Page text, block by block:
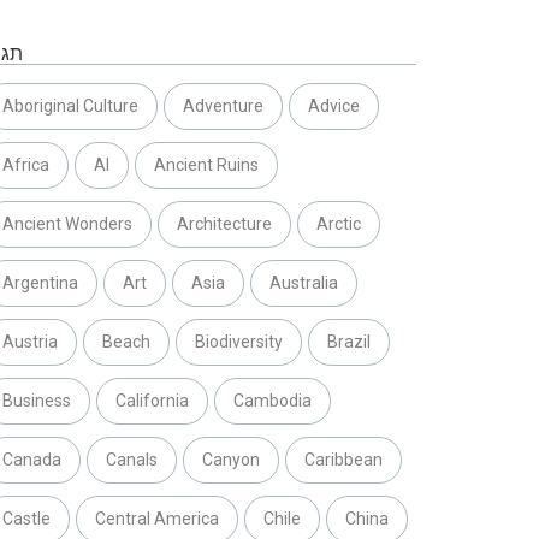
Aboriginal Culture Adventure Advice
Africa AI Ancient Ruins
Ancient Wonders Architecture Arctic
Argentina Art Asia Australia
Austria Beach Biodiversity Brazil
Business California Cambodia
Canada Canals Canyon Caribbean
Castle Central America Chile China